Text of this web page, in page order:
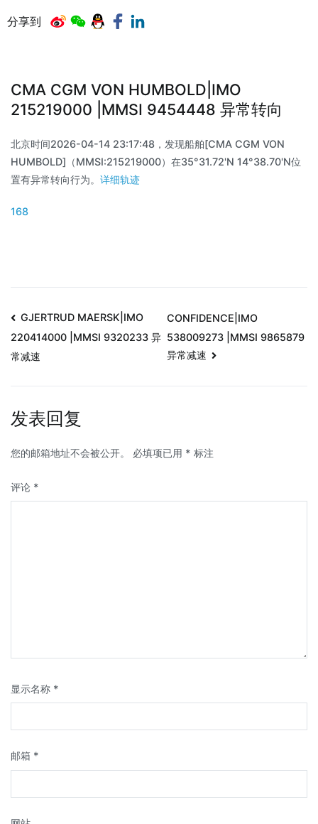
分享到
CMA CGM VON HUMBOLD|IMO
215219000 |MMSI 9454448 异常转向
北京时间2026-04-14 23:17:48，发现船舶[CMA CGM VON
HUMBOLD]（MMSI:215219000）在35°31.72'N 14°38.70'N位
置有异常转向行为。 详细轨迹
168
GJERTRUD MAERSK|IMO
220414000 |MMSI 9320233 异
常减速
CONFIDENCE|IMO
538009273 |MMSI 9865879
异常减速
发表回复
您的邮箱地址不会被公开。 必填项已用 * 标注
评论 *
显示名称 *
邮箱 *